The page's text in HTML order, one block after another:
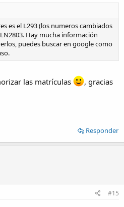
es el L293 (los numeros cambiados
Hay mucha información
puedes buscar en google como
las matrículas
, gracias
Responder
#15